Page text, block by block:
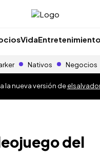
VidaEntretenimiento
Nativos Negocios
la nueva versión de
del